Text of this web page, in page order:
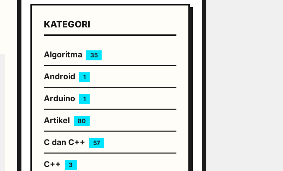
KATEGORI
Algoritma 35
Android 1
Arduino 1
Artikel 80
C dan C++ 57
C++ 3